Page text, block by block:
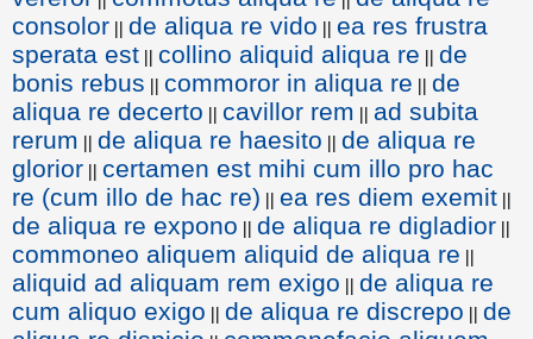
consolor || de aliqua re vido || ea res frustra
sperata est || collino aliquid aliqua re || de
bonis rebus || commoror in aliqua re || de
aliqua re decerto || cavillor rem || ad subita
rerum || de aliqua re haesito || de aliqua re
glorior || certamen est mihi cum illo pro hac
re (cum illo de hac re) || ea res diem exemit ||
de aliqua re expono || de aliqua re digladior ||
commoneo aliquem aliquid de aliqua re ||
aliquid ad aliquam rem exigo || de aliqua re
cum aliquo exigo || de aliqua re discrepo || de